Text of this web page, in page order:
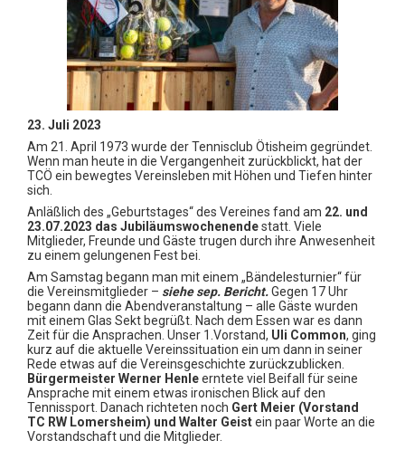
23. Juli 2023
Am 21. April 1973 wurde der Tennisclub Ötisheim gegründet.
Wenn man heute in die Vergangenheit zurückblickt, hat der
TCÖ ein bewegtes Vereinsleben mit Höhen und Tiefen hinter
sich.
Anläßlich des „Geburtstages“ des Vereines fand am 22. und
23.07.2023 das Jubiläumswochenendestatt. Viele
Mitglieder, Freunde und Gäste trugen durch ihre Anwesenheit
zu einem gelungenen Fest bei.
Am Samstag begann man mit einem „Bändelesturnier“ für
die Vereinsmitglieder – siehe sep. Bericht.Gegen 17 Uhr
begann dann die Abendveranstaltung – alle Gäste wurden
mit einem Glas Sekt begrüßt. Nach dem Essen war es dann
Zeit für die Ansprachen. Unser 1.Vorstand, Uli Common, ging
kurz auf die aktuelle Vereinssituation ein um dann in seiner
Rede etwas auf die Vereinsgeschichte zurückzublicken.
Bürgermeister Werner Henleerntete viel Beifall für seine
Ansprache mit einem etwas ironischen Blick auf den
Tennissport. Danach richteten noch Gert Meier (Vorstand
TC RW Lomersheim) und Walter Geistein paar Worte an die
Vorstandschaft und die Mitglieder.